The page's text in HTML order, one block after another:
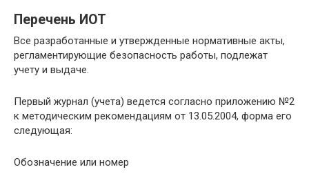
Перечень ИОТ
Все разработанные и утвержденные нормативные акты,
регламентирующие безопасность работы, подлежат
учету и выдаче.
Первый журнал (учета) ведется согласно приложению №2
к методическим рекомендациям от 13.05.2004, форма его
следующая:
Обозначение или номер